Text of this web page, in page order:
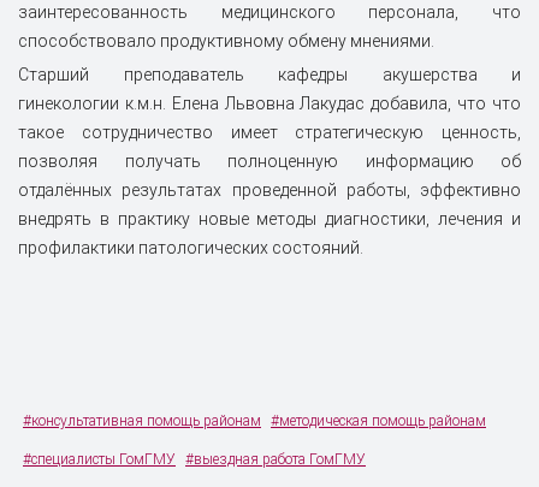
заинтересованность медицинского персонала, что
способствовало продуктивному обмену мнениями.
Старший преподаватель кафедры акушерства и
гинекологии к.м.н. Елена Львовна Лакудас добавила, что что
такое сотрудничество имеет стратегическую ценность,
позволяя получать полноценную информацию об
отдалённых результатах проведенной работы, эффективно
внедрять в практику новые методы диагностики, лечения и
профилактики патологических состояний.
#консультативная помощь районам #методическая помощь районам
#специалисты ГомГМУ #выездная работа ГомГМУ